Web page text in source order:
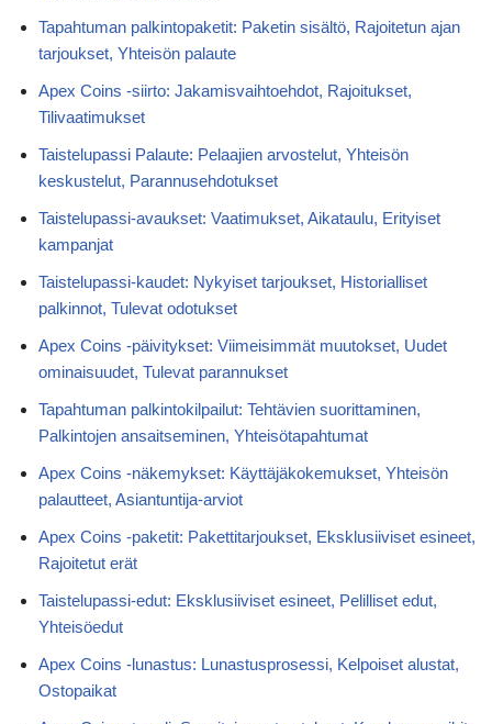
Tapahtuman palkintopaketit: Paketin sisältö, Rajoitetun ajan
tarjoukset, Yhteisön palaute
Apex Coins -siirto: Jakamisvaihtoehdot, Rajoitukset,
Tilivaatimukset
Taistelupassi Palaute: Pelaajien arvostelut, Yhteisön
keskustelut, Parannusehdotukset
Taistelupassi-avaukset: Vaatimukset, Aikataulu, Erityiset
kampanjat
Taistelupassi-kaudet: Nykyiset tarjoukset, Historialliset
palkinnot, Tulevat odotukset
Apex Coins -päivitykset: Viimeisimmät muutokset, Uudet
ominaisuudet, Tulevat parannukset
Tapahtuman palkintokilpailut: Tehtävien suorittaminen,
Palkintojen ansaitseminen, Yhteisötapahtumat
Apex Coins -näkemykset: Käyttäjäkokemukset, Yhteisön
palautteet, Asiantuntija-arviot
Apex Coins -paketit: Pakettitarjoukset, Eksklusiiviset esineet,
Rajoitetut erät
Taistelupassi-edut: Eksklusiiviset esineet, Pelilliset edut,
Yhteisöedut
Apex Coins -lunastus: Lunastusprosessi, Kelpoiset alustat,
Ostopaikat